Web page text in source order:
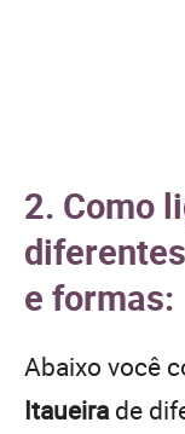
2. Como
e formas:
Abaixo você
Itaueira de